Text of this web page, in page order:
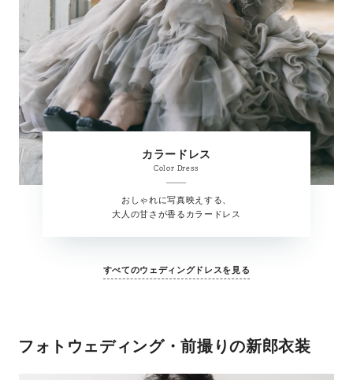
カラードレス
Color Dress
おしゃれに写真映えする、
大人の甘さが香るカラードレス
すべてのウェディングドレスを見る
フォトウェディング・前撮りの新郎衣装